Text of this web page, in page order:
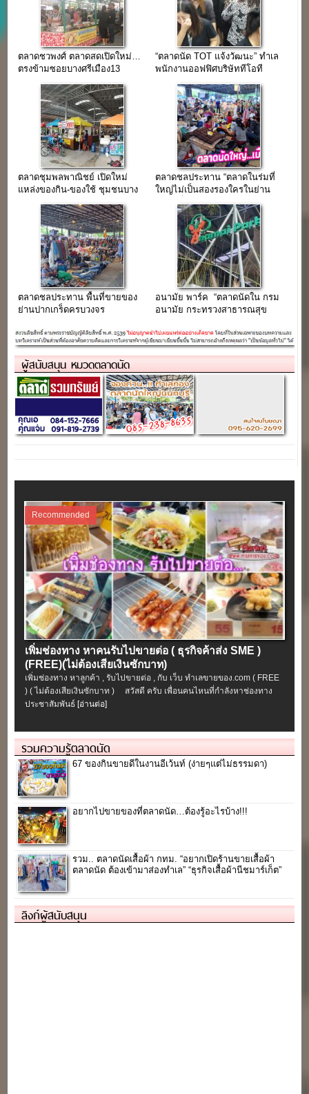
ตลาดชวพงศ์ ตลาดสดเปิดใหม่…
ตรงข้ามซอยบางศรีเมือง13
“ตลาดนัด TOT แจ้งวัฒนะ” ทำเล
พนักงานออฟฟิศบริษัททีโอที
ตลาดชุมพลพาณิชย์ เปิดใหม่
แหล่งของกิน-ของใช้ ชุมชนบาง
ตลาดชลประทาน “ตลาดในร่มที่
ใหญ่ไม่เป็นสองรองใครในย่าน
ตลาดชลประทาน พื้นที่ขายของ
ย่านปากเกร็ดครบวงจร
อนามัย พาร์ค “ตลาดนัดใน กรม
อนามัย กระทรวงสาธารณสุข
ผู้สนับสนุน หมวดตลาดนัด
Recommended
เพิ่มช่องทาง หาคนรับไปขายต่อ ( ธุรกิจค้าส่ง SME )
(FREE)(ไม่ต้องเสียเงินซักบาท)
เพิ่มช่องทาง หาลูกค้า , รับไปขายต่อ , กับ เว็บ ทำเลขายของ.com ( FREE
) ( ไม่ต้องเสียเงินซักบาท ) สวัสดี ครับ เพื่อนคนไหนที่กำลังหาช่องทาง
ประชาสัมพันธ์ [อ่านต่อ]
รวมความรู้ตลาดนัด
67 ของกินขายดีในงานอีเว้นท์ (ง่ายๆแต่ไม่ธรรมดา)
อยากไปขายของที่ตลาดนัด…ต้องรู้อะไรบ้าง!!!
รวม.. ตลาดนัดเสื้อผ้า กทม. “อยากเปิดร้านขายเสื้อผ้า
ตลาดนัด ต้องเข้ามาส่องทำเล” “ธุรกิจเสื้อผ้านีชมาร์เก็ต”
ลิงก์ผู้สนับสนุน